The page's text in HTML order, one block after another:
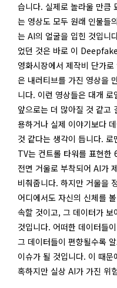
습니다. 실제로 놀라울 만큼
는 영상도 모두 원래 인물들
는 AI의 얼굴을 입힌 것입니
었던 것은 바로 이
영화시장에서 제작비 단가
은 내러티브를 가진 영상을
니다. 이런 영상들은 대개
앞으로는 더 많아질 것 같고
용하거나 실제 이야기보다
것 같다는 생각이 듭니다.
TV는 컨트롤 타워를 표현한
전면 거울로 부착되어 AI가
비춰줍니다. 하지만 거울을
어디에서도 자신의 신체를
속할 것이고, 그 데이터가 보
것입니다. 어떠한 데이터들
그 데이터들이 편향될수록
이슈가 될 것입니다. 이 때
혹하지만 실상 AI가 가진 위